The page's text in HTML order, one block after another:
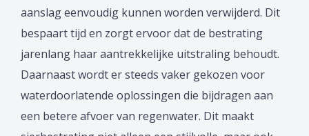
aanslag eenvoudig kunnen worden verwijderd. Dit
bespaart tijd en zorgt ervoor dat de bestrating
jarenlang haar aantrekkelijke uitstraling behoudt.
Daarnaast wordt er steeds vaker gekozen voor
waterdoorlatende oplossingen die bijdragen aan
een betere afvoer van regenwater. Dit maakt